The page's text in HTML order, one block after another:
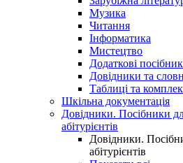
Музика
Читання
Інформатика
Мистецтво
Додаткові
Довідники та
Таблиці та
Шкільна документація
Довідники. Посібники
абітурієнтів
Довідники.
абітурієнтів